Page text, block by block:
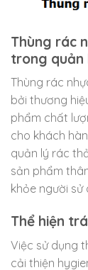
Thùng rác
trong quản
Thùng rác
bởi thương
phẩm chất
cho khách
quản lý rác
sản phẩm
khỏe người sử
Thể hiện
Việc sử dụng
cải thiện